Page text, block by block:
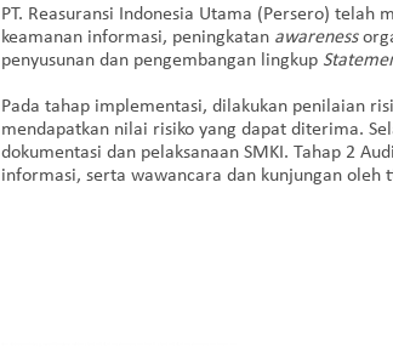
PT. Reasuransi Indonesia Utama (Persero)
keamanan informasi, peningkatan awareness
penyusunan dan pengembangan lingkup
Pada tahap implementasi, dilakukan penilaian
mendapatkan nilai risiko yang dapat diterima.
dokumentasi dan pelaksanaan SMKI. Tahap 2
informasi, serta wawancara dan kunjungan oleh